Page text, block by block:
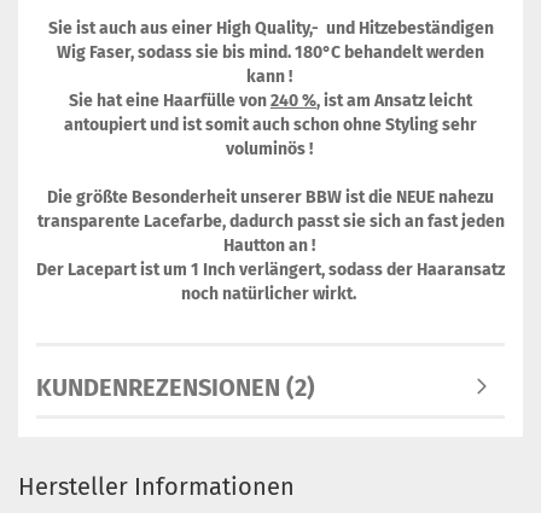
Sie ist auch aus einer High Quality,- und Hitzebeständigen
Wig Faser, sodass sie bis mind. 180°C behandelt werden
kann !
Sie hat eine Haarfülle von240 %, ist am Ansatz leicht
antoupiert und ist somit auch schon ohne Styling sehr
voluminös !
Die größte Besonderheit unserer BBW ist die NEUE nahezu
transparente Lacefarbe, dadurch passt sie sich an fast jeden
Hautton an !
Der Lacepart ist um 1 Inch verlängert, sodass der Haaransatz
noch natürlicher wirkt.
KUNDENREZENSIONEN (2)
Hersteller Informationen